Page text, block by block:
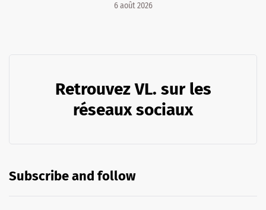
6 août 2026
Retrouvez VL. sur les
réseaux sociaux
Subscribe and follow